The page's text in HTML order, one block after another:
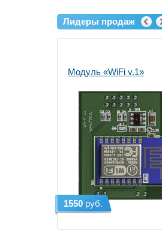
Лидеры продаж
Модуль «WiFi v.1»
1550 руб.